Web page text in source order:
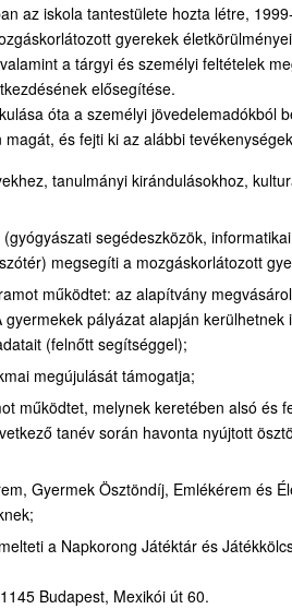
az iskola tantestülete hozta létre,
gyerekek
a tárgyi és személyi feltételek
elősegítése.
óta a személyi jövedelemadókból
és fejti ki az alábbi
tanulmányi kirándulásokhoz,
segédeszközök,
megsegíti a mozgáskorlátozott
működtet: az alapítvány
gyermekek pályázat alapján
(felnőtt segítséggel);
megújulását támogatja;
működtet, melynek keretében alsó és
tanév során havonta nyújtott
Gyermek Ösztöndíj, Emlékérem és
a Napkorong Játéktár és
1145 Budapest, Mexikói út 60.